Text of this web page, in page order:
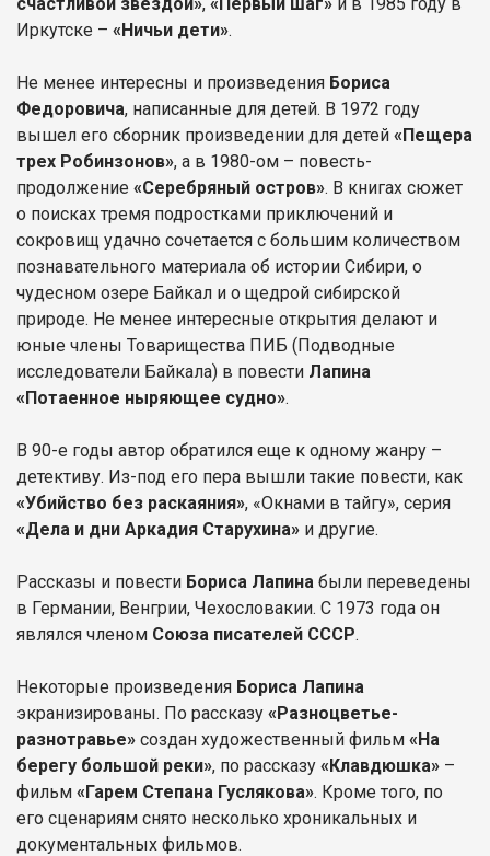
Иркутске – «Ничьи дети».
Не менее интересны и произведения Бориса
Федоровича, написанные для детей. В 1972 году
вышел его сборник произведении для детей «Пещера
трех Робинзонов», а в 1980-ом – повесть-
продолжение «Серебряный остров». В книгах сюжет
о поисках тремя подростками приключений и
сокровищ удачно сочетается с большим количеством
познавательного материала об истории Сибири, о
чудесном озере Байкал и о щедрой сибирской
природе. Не менее интересные открытия делают и
юные члены Товарищества ПИБ (Подводные
исследователи Байкала) в повести Лапина
«Потаенное ныряющее судно».
В 90-е годы автор обратился еще к одному жанру –
детективу. Из-под его пера вышли такие повести, как
«Убийство без раскаяния», «Окнами в тайгу», серия
«Дела и дни Аркадия Старухина» и другие.
Рассказы и повести Бориса Лапина были переведены
в Германии, Венгрии, Чехословакии. С 1973 года он
являлся членом Союза писателей СССР.
Некоторые произведения Бориса Лапина
экранизированы. По рассказу «Разноцветье-
разнотравье» создан художественный фильм «На
берегу большой реки», по рассказу «Клавдюшка» –
фильм «Гарем Степана Гуслякова». Кроме того, по
его сценариям снято несколько хроникальных и
документальных фильмов.